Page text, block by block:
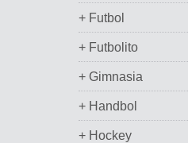
+ Futbol
+ Futbolito
+ Gimnasia
+ Handbol
+ Hockey